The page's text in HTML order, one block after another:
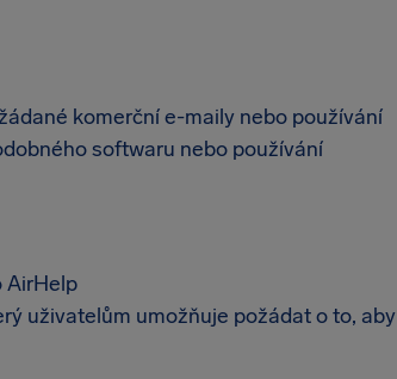
komerční e-maily nebo používání
softwaru nebo používání
AirHelp
uživatelům umožňuje požádat o to, aby